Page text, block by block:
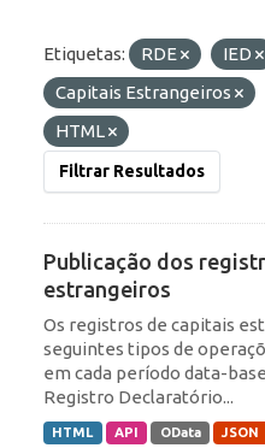
Etiquetas: RDE
IED
Capitais Estrangeiros
HTML
Filtrar Resultados
Publicação dos
estrangeiros
Os registros de capitais
seguintes tipos de
em cada período data-
Registro Declaratório...
HTML API OData JSON